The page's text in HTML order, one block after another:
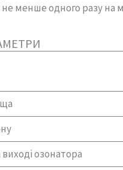
менше одного разу на
озонатора